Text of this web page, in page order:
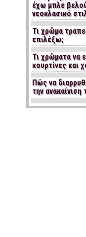
έχω μπλε
νεοκλασικό
Τι χρώμα
επιλέξω;
Τι χρώματα να
κουρτίνες και
Πώς να
την ανακαίνιση